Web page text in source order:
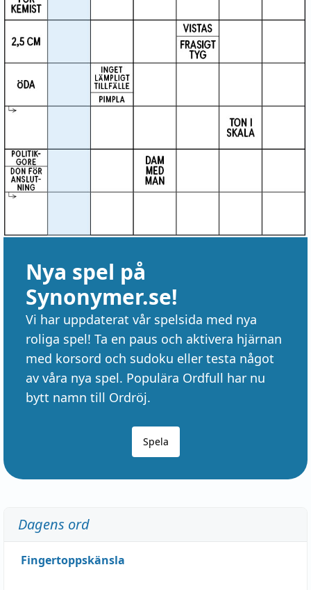
Nya spel på
Synonymer.se!
Vi har uppdaterat vår spelsida med nya
roliga spel! Ta en paus och aktivera hjärnan
med korsord och sudoku eller testa något
av våra nya spel. Populära Ordfull har nu
bytt namn till Ordröj.
Spela
Dagens ord
Fingertoppskänsla